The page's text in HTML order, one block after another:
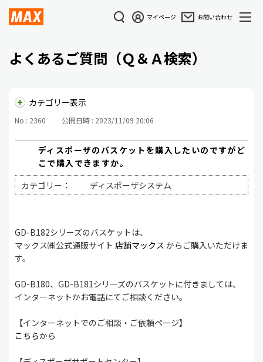
マイページ お問い合わせ
よくあるご質問（Ｑ＆Ａ検索）
カテゴリー表示
No : 2360 公開日時 : 2023/11/09 20:06
ディスポーザのバスケットを購入したいのですがど
こで購入できますか。
カテゴリー：
ディスポーザシステム
GD-B182シリーズのバスケットは、
マックス㈱公式通販サイト 店舗マックス からご購入いただけま
す。
GD-B180、GD-B181シリーズのバスケットに付きましては、
インターネットかお電話にてご相談ください。
【インターネットでのご相談・ご依頼ページ】
こちらから